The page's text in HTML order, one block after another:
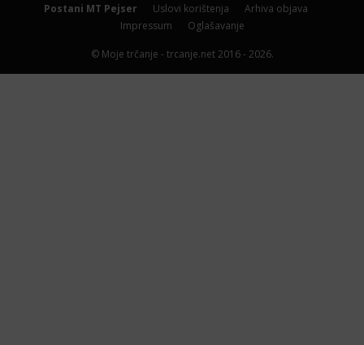
Postani MT Pejser Uslovi korištenja
Arhiva objava
Impressum
Oglašavanje
© Moje trčanje - trcanje.net 2016 - 2026.